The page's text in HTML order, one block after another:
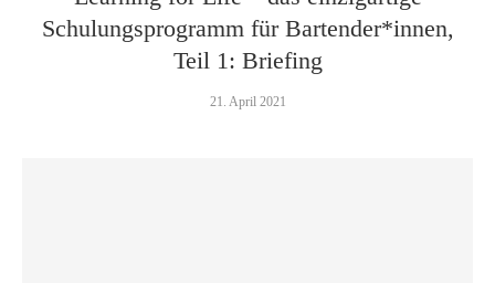
Schulungsprogramm für Bartender*innen,
Teil 1: Briefing
21. April 2021